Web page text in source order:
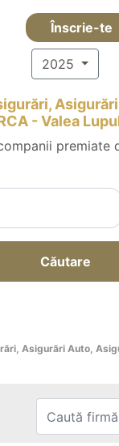
Înscrie-te
2025
- Valea
premiate
Căutare
Asigurări Auto,